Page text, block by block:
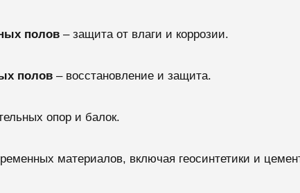
полов – защита от влаги и коррозии.
полов – восстановление и защита.
опор и балок.
материалов, включая геосинтетики и